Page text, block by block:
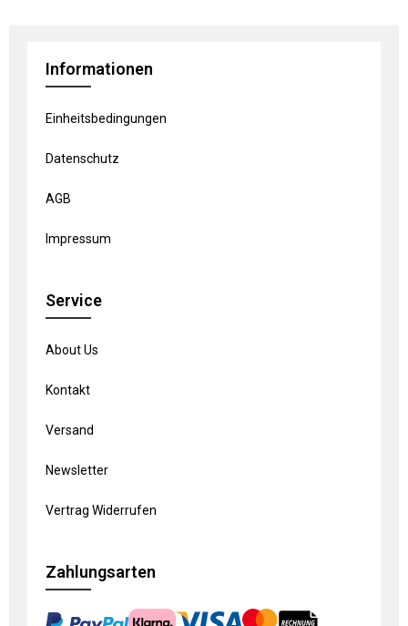
Informationen
Einheitsbedingungen
Datenschutz
AGB
Impressum
Service
About Us
Kontakt
Versand
Newsletter
Vertrag Widerrufen
Zahlungsarten